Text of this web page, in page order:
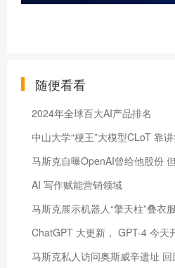
随便看看
2024年全球百大AI产品排名
中山大学“梗王”大模型CLoT 靠
马斯克自曝OpenAI曾给他股份
AI 写作赋能营销领域
马斯克展示机器人“擎天柱”叠衣
ChatGPT 大更新， GPT-4 今天
马斯克私人访问奥斯威辛遗址